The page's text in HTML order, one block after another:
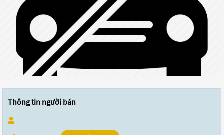
Thông tin người bán